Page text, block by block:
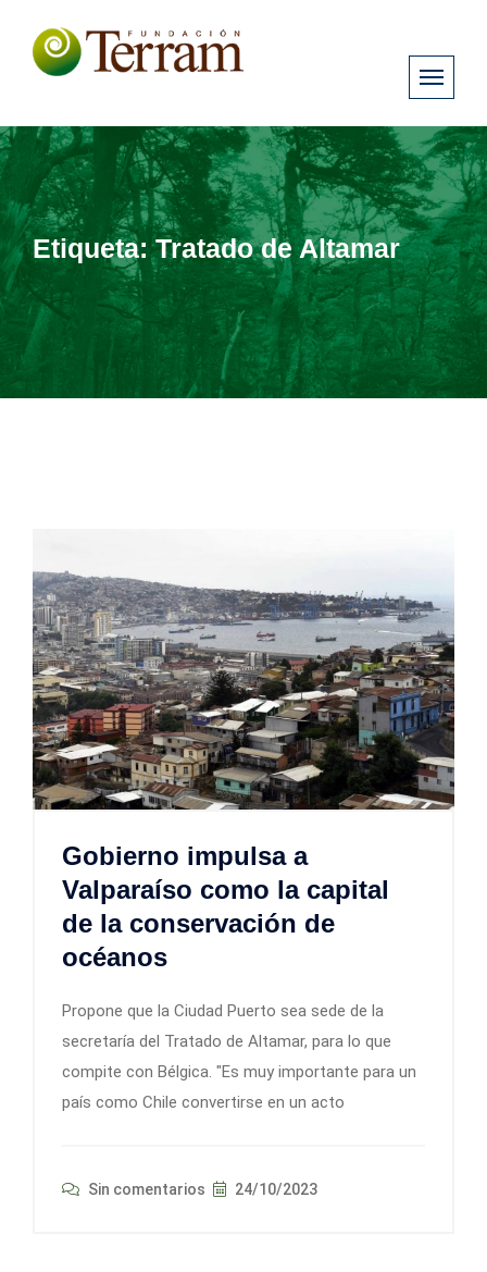
Etiqueta:Tratado de Altamar
Gobierno impulsa a
Valparaíso como la capital
de la conservación de
océanos
Propone que la Ciudad Puerto sea sede de la
secretaría del Tratado de Altamar, para lo que
compite con Bélgica. "Es muy importante para un
país como Chile convertirse en un acto
Sin comentarios 24/10/2023